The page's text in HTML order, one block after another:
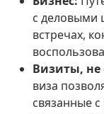
с деловыми
встречах,
Визиты, не
виза
связанные